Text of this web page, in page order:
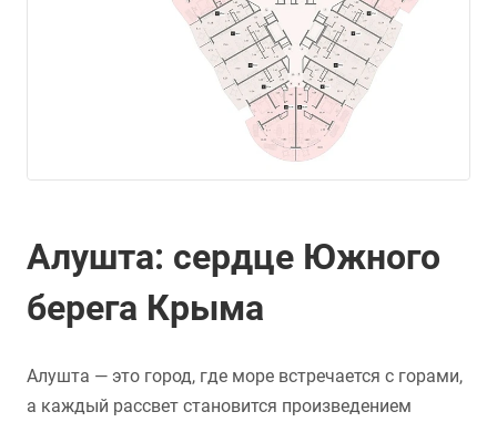
Алушта: сердце Южного
берега Крыма
Алушта — это город, где море встречается с горами,
а каждый рассвет становится произведением